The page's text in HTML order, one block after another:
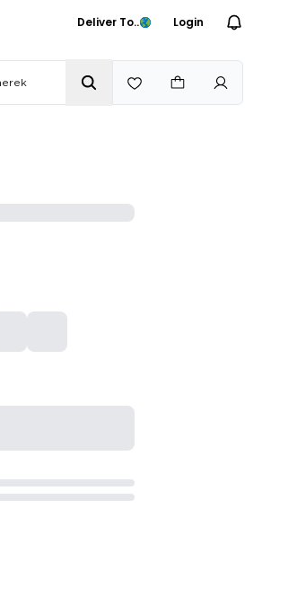
Deliver To.. Login